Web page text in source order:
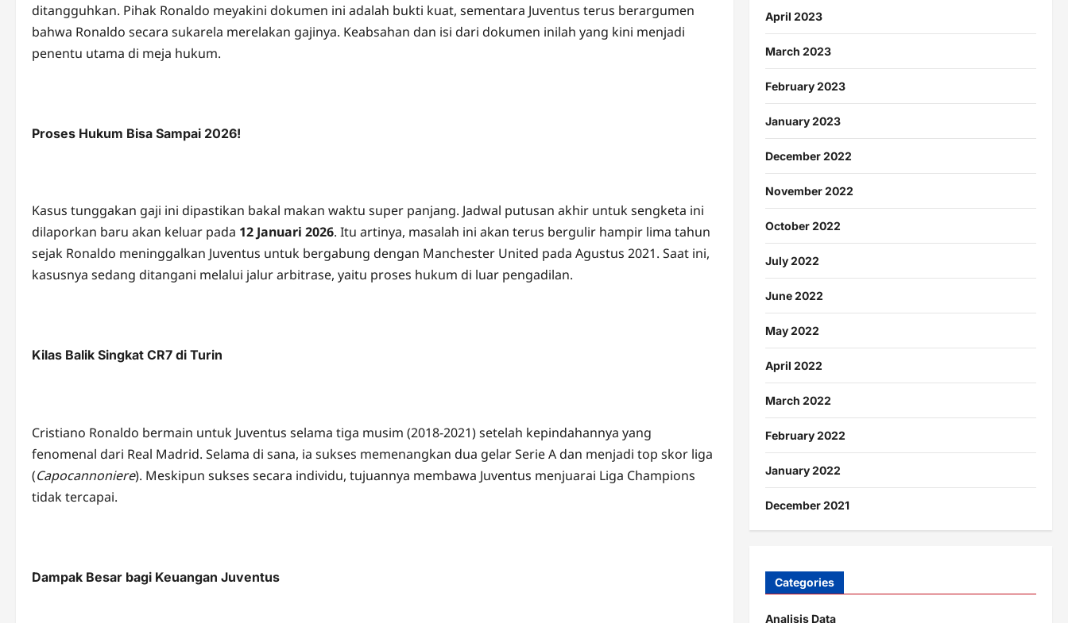
ditangguhkan. Pihak Ronaldo meyakini dokumen ini adalah bukti kuat, sementara Juventus terus berargumen
bahwa Ronaldo secara sukarela merelakan gajinya. Keabsahan dan isi dari dokumen inilah yang kini menjadi
penentu utama di meja hukum.
Proses Hukum Bisa Sampai 2026!
Kasus tunggakan gaji ini dipastikan bakal makan waktu super panjang. Jadwal putusan akhir untuk sengketa ini
dilaporkan baru akan keluar pada 12 Januari 2026. Itu artinya, masalah ini akan terus bergulir hampir lima tahun
sejak Ronaldo meninggalkan Juventus untuk bergabung dengan Manchester United pada Agustus 2021. Saat ini,
kasusnya sedang ditangani melalui jalur arbitrase, yaitu proses hukum di luar pengadilan.
Kilas Balik Singkat CR7 di Turin
Cristiano Ronaldo bermain untuk Juventus selama tiga musim (2018-2021) setelah kepindahannya yang
fenomenal dari Real Madrid. Selama di sana, ia sukses memenangkan dua gelar Serie A dan menjadi top skor liga
(Capocannoniere). Meskipun sukses secara individu, tujuannya membawa Juventus menjuarai Liga Champions
tidak tercapai.
Dampak Besar bagi Keuangan Juventus
April 2023
March 2023
February 2023
January 2023
December 2022
November 2022
October 2022
July 2022
June 2022
May 2022
April 2022
March 2022
February 2022
January 2022
December 2021
Categories
Analisis Data